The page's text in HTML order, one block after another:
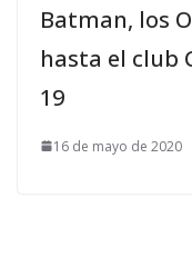
Batman, los
hasta el club
19
16 de mayo de 2020